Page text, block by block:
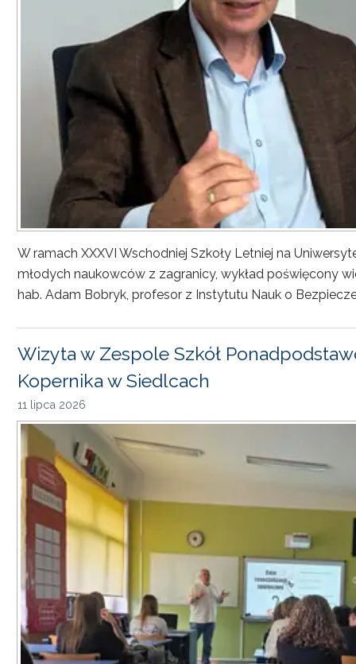
W ramach XXXVI Wschodniej Szkoły Letniej na
młodych naukowców z zagranicy, wykład poświęcony
hab. Adam Bobryk, profesor z Instytutu Nauk o
Wizyta w Zespole Szkół
Kopernika w Siedlcach
11 lipca 2026